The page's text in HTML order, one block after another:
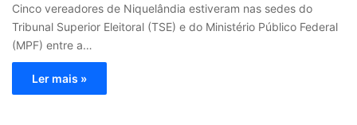
Cinco vereadores de Niquelândia estiveram nas sedes do
Tribunal Superior Eleitoral (TSE) e do Ministério Público Federal
(MPF) entre a…
Ler mais »